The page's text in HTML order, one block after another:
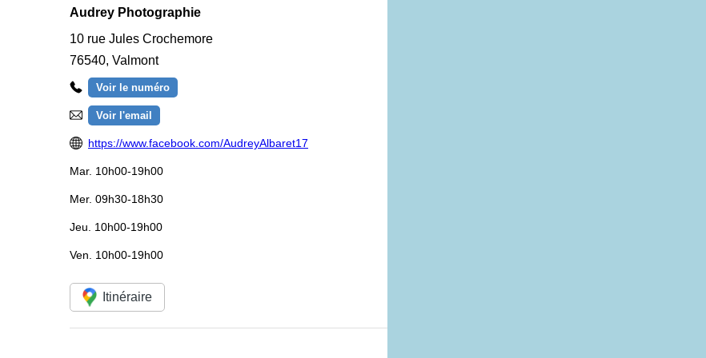
Audrey Photographie
10 rue Jules Crochemore
76540, Valmont
Voir le numéro
Voir l'email
https://www.facebook.com/AudreyAlbaret17
Mar. 10h00-19h00
Mer. 09h30-18h30
Jeu. 10h00-19h00
Ven. 10h00-19h00
Itinéraire